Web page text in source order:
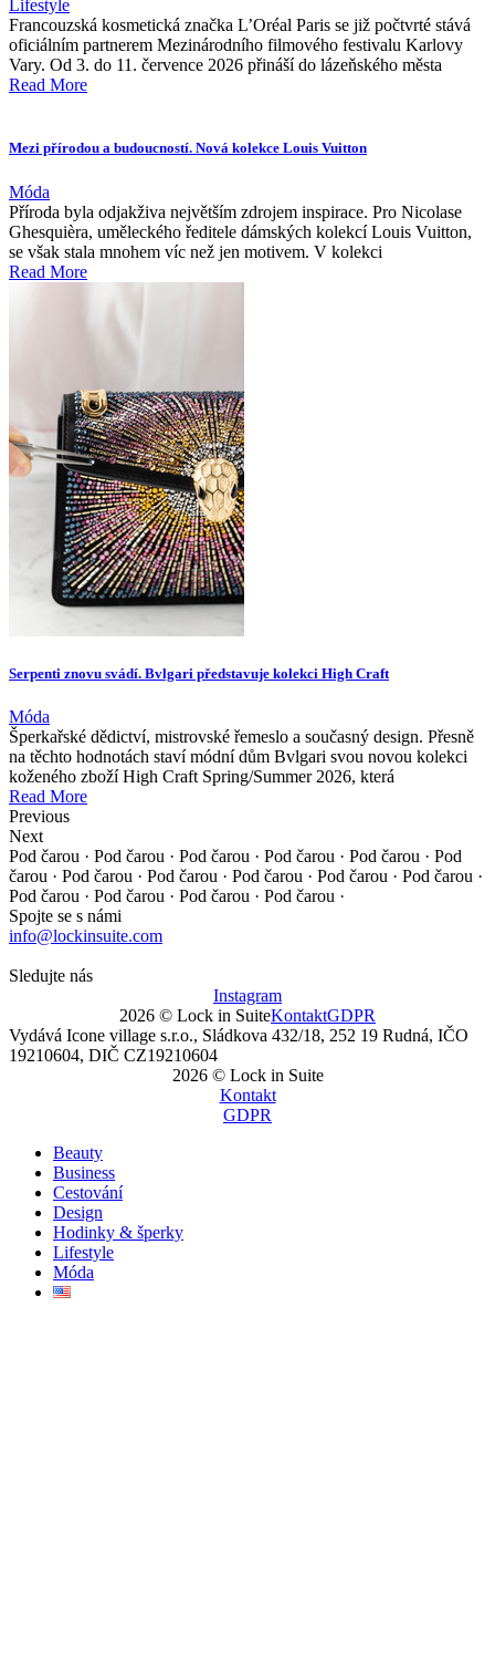
Lifestyle
Francouzská kosmetická značka L’Oréal Paris se již počtvrté stává
oficiálním partnerem Mezinárodního filmového festivalu Karlovy
Vary. Od 3. do 11. července 2026 přináší do lázeňského města
Read More
Mezi přírodou a budoucností. Nová kolekce Louis Vuitton
Móda
Příroda byla odjakživa největším zdrojem inspirace. Pro Nicolase
Ghesquièra, uměleckého ředitele dámských kolekcí Louis Vuitton,
se však stala mnohem víc než jen motivem. V kolekci
Read More
Serpenti znovu svádí. Bvlgari představuje kolekci High Craft
Móda
Šperkařské dědictví, mistrovské řemeslo a současný design. Přesně
na těchto hodnotách staví módní dům Bvlgari svou novou kolekci
koženého zboží High Craft Spring/Summer 2026, která
Read More
Previous
Next
Pod čarou · Pod čarou · Pod čarou · Pod čarou · Pod čarou · Pod
čarou · Pod čarou · Pod čarou · Pod čarou · Pod čarou · Pod čarou ·
Pod čarou · Pod čarou · Pod čarou · Pod čarou ·
Spojte se s námi
info@lockinsuite.com
Sledujte nás
Instagram
2026 © Lock in SuiteKontaktGDPR
Vydává Icone village s.r.o., Sládkova 432/18, 252 19 Rudná, IČO
19210604, DIČ CZ19210604
2026 © Lock in Suite
Kontakt
GDPR
Beauty
Business
Cestování
Design
Hodinky & šperky
Lifestyle
Móda